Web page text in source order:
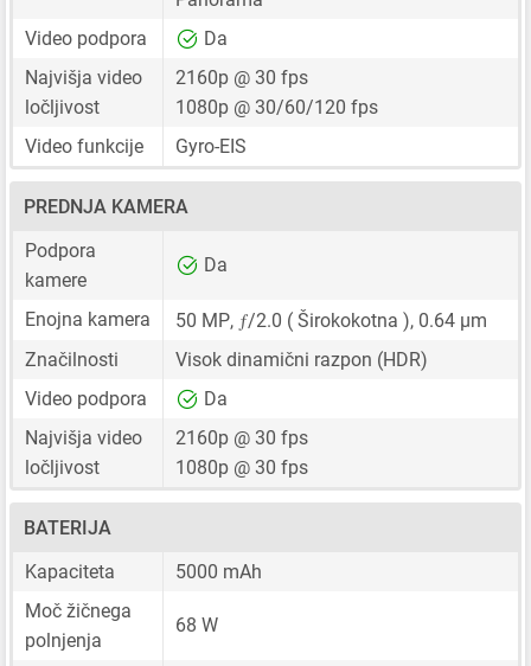
Video podpora
Da
Najvišja video
ločljivost
2160p @ 30 fps
1080p @ 30/60/120 fps
Video funkcije
Gyro-EIS
PREDNJA KAMERA
Podpora
kamere
Da
Enojna kamera 50 MP, ƒ/2.0 ( Širokokotna ), 0.64 μm
Značilnosti
Visok dinamični razpon (HDR)
Video podpora
Da
Najvišja video
ločljivost
2160p @ 30 fps
1080p @ 30 fps
BATERIJA
Kapaciteta
5000 mAh
Moč žičnega
polnjenja
68 W